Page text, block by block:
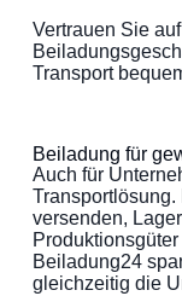
Vertrauen Sie
Transport
Beiladung für
Auch für
versenden,
Beiladung24
gleichzeitig die